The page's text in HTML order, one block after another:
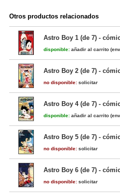
Otros productos relacionados
Astro Boy 1 (de 7) -
disponible: añadir al carrito
Astro Boy 2 (de 7) -
no disponible: solicitar
Astro Boy 4 (de 7) -
disponible: añadir al carrito
Astro Boy 5 (de 7) -
no disponible: solicitar
Astro Boy 6 (de 7) -
no disponible: solicitar